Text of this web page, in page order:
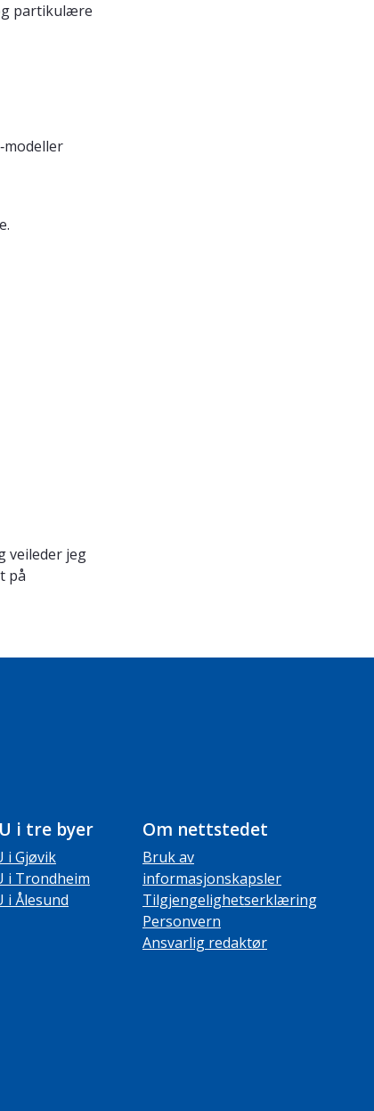
partikulære
veileder jeg
på
i tre byer
i Gjøvik
i Trondheim
i Ålesund
Om nettstedet
Bruk av
informasjonskapsler
Tilgjengelighetserklæring
Personvern
Ansvarlig redaktør